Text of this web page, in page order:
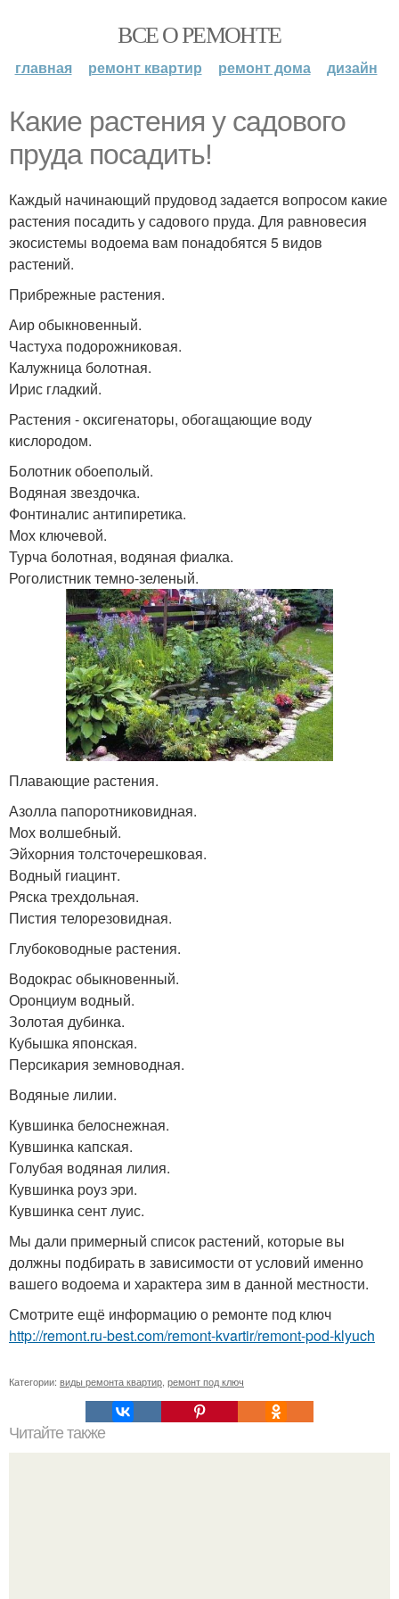
ВСЕ О РЕМОНТЕ
главная ремонт квартир ремонт дома дизайн
Какие растения у садового
пруда посадить!
Каждый начинающий прудовод задается вопросом какие
растения посадить у садового пруда. Для равновесия
экосистемы водоема вам понадобятся 5 видов
растений.
Прибрежные растения.
Аир обыкновенный.
Частуха подорожниковая.
Калужница болотная.
Ирис гладкий.
Растения - оксигенаторы, обогащающие воду
кислородом.
Болотник обоеполый.
Водяная звездочка.
Фонтиналис антипиретика.
Мох ключевой.
Турча болотная, водяная фиалка.
Роголистник темно-зеленый.
Плавающие растения.
Азолла папоротниковидная.
Мох волшебный.
Эйхорния толсточерешковая.
Водный гиацинт.
Ряска трехдольная.
Пистия телорезовидная.
Глубоководные растения.
Водокрас обыкновенный.
Оронциум водный.
Золотая дубинка.
Кубышка японская.
Персикария земноводная.
Водяные лилии.
Кувшинка белоснежная.
Кувшинка капская.
Голубая водяная лилия.
Кувшинка роуз эри.
Кувшинка сент луис.
Мы дали примерный список растений, которые вы
должны подбирать в зависимости от условий именно
вашего водоема и характера зим в данной местности.
Смотрите ещё информацию о ремонте под ключ
http://remont.ru-best.com/remont-kvartir/remont-pod-klyuch
Категории: виды ремонта квартир ремонт под ключ
Читайте также